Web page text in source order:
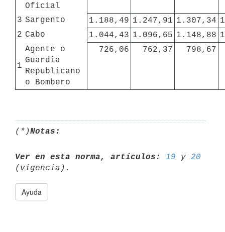
Oficial
3 Sargento 1.188,49 1.247,91 1.307,34
2 Cabo 1.044,43 1.096,65 1.148,88
1
Agente o
Guardia
Republicano
o Bombero
726,06 762,37 798,67
(*)Notas:
Ver en esta norma, artículos: 19 y 20
Ayuda